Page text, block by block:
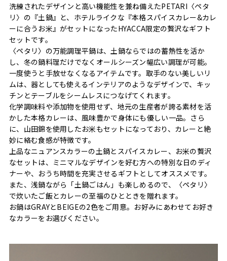
洗練されたデザインと高い機能性を兼ね備えたPETARI〈ペタ
リ〉の『土鍋』と、ホテルライクな『本格スパイスカレー&カレ
ーに合うお米』がセットになったHYACCA限定の贅沢なギフト
セットです。
〈ペタリ〉の万能調理平鍋は、土鍋ならではの蓄熱性を活か
し、冬の鍋料理だけでなくオールシーズン幅広い調理が可能。
一度使うと手放せなくなるアイテムです。取手のない美しいリ
ムは、器としても使えるインテリアのようなデザインで、キッ
チンとテーブルをシームレスにつなげてくれます。
化学調味料や添加物を使用せず、地元の生産者が誇る素材を活
かした本格カレーは、風味豊かで身体にも優しい一品。さら
に、山田錦を使用したお米もセットになっており、カレーと絶
妙に絡む食感が特徴です。
上品なニュアンスカラーの土鍋とスパイスカレー、お米の贅沢
なセットは、ミニマルなデザインを好む方への特別な日のディ
ナーや、おうち時間を充実させるギフトとしてオススメです。
また、浅鍋ながら「土鍋ごはん」も楽しめるので、〈ペタリ〉
で炊いたご飯とカレーの至福のひとときを贈れます。
お鍋はGRAYとBEIGEの2色をご用意。お好みにあわせてお好き
なカラーをお選びください。